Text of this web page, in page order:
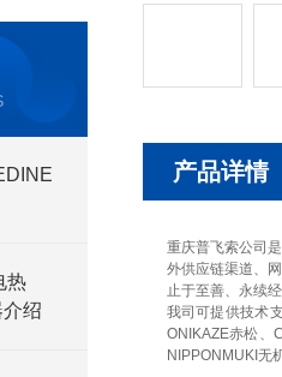
热
绍
产品详情
重庆普飞索公司
外供应链渠道、
止于至善、永续
我司可提供技术
ONIKAZE赤松、
NIPPONMUKI无